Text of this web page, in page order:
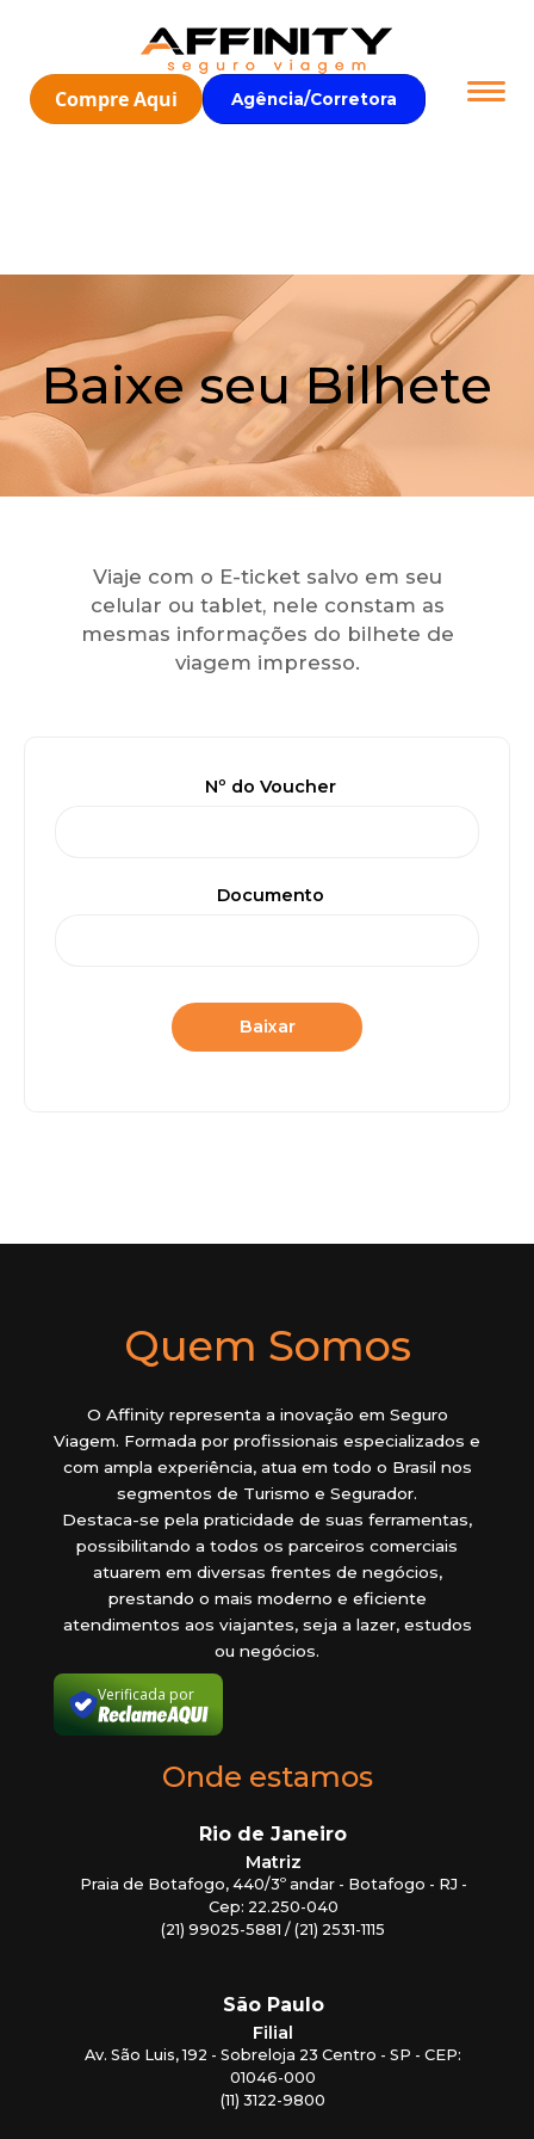
Compre Aqui Agência/Corretora
Baixe seu Bilhete
Viaje com o E-ticket salvo em seu
celular ou tablet, nele constam as
mesmas informações do bilhete de
viagem impresso.
Nº do Voucher
Documento
Quem Somos
O Affinity representa a inovação em Seguro
Viagem. Formada por profissionais especializados e
com ampla experiência, atua em todo o Brasil nos
segmentos de Turismo e Segurador.
Destaca-se pela praticidade de suas ferramentas,
possibilitando a todos os parceiros comerciais
atuarem em diversas frentes de negócios,
prestando o mais moderno e eficiente
atendimentos aos viajantes, seja a lazer, estudos
ou negócios.
Verificada por
Onde estamos
Rio de Janeiro
Matriz
Praia de Botafogo, 440/3º andar - Botafogo - RJ -
Cep: 22.250-040
(21) 99025-5881 / (21) 2531-1115
São Paulo
Filial
Av. São Luis, 192 - Sobreloja 23 Centro - SP - CEP:
01046-000
(11) 3122-9800